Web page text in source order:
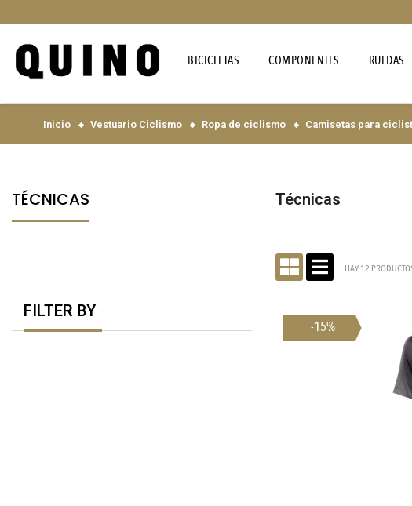
BICICLETAS COMPONENTES RUEDAS
Inicio Vestuario Ciclismo Ropa de ciclismo Camisetas para
TÉCNICAS
FILTER BY
Técnicas
HAY 12
-15%